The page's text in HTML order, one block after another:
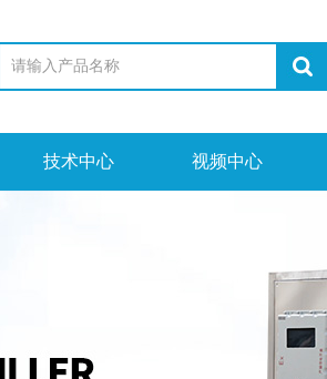
技术中心 视频中心